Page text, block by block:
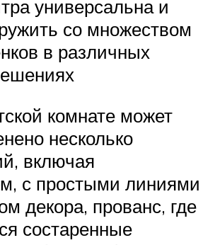
универсальна и
со множеством
в различных
комнате может
несколько
включая
с простыми линиями
декора, прованс, где
состаренные